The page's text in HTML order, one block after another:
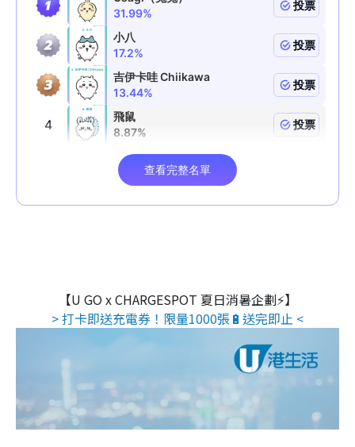
【U GO x CHARGESPOT 夏日消暑企劃⚡】
> 打卡即送充電券！限量1000張🔋送完即止 <